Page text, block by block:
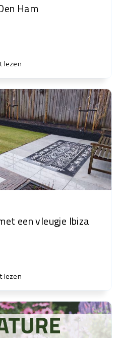
Ham
lezen
een vleugje Ibiza
lezen